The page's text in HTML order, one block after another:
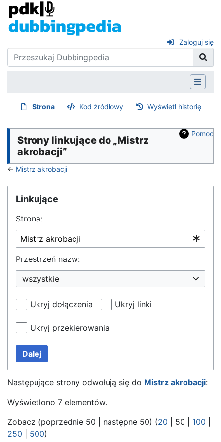
Zaloguj się
Strona Kod źródłowy Wyświetl historię
Pomoc
Strony linkujące do „Mistrz
akrobacji”
← Mistrz akrobacji
Linkujące
Strona:
Przestrzeń nazw:
wszystkie
Ukryj dołączenia Ukryj linki
Ukryj przekierowania
Dalej
Następujące strony odwołują się do Mistrz akrobacji:
Wyświetlono 7 elementów.
Zobacz (poprzednie 50 następne 50) (20 50 100
250
500)